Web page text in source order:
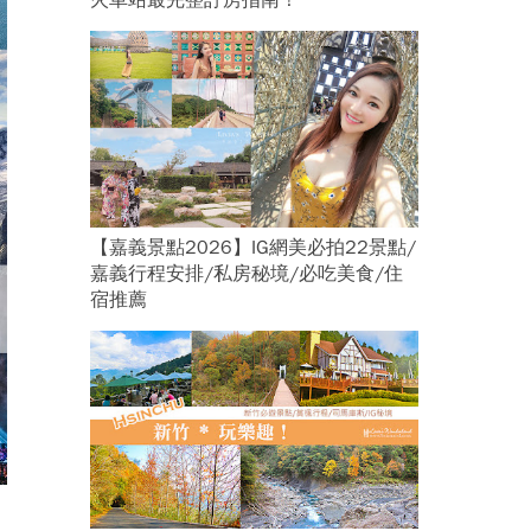
【嘉義景點2026】IG網美必拍22景點/
嘉義行程安排/私房秘境/必吃美食/住
宿推薦